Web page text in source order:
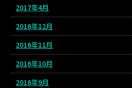
2017年4月
2016年12月
2016年11月
2016年10月
2016年9月